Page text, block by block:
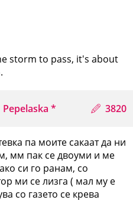
storm to pass, it's about
Pepelaska * 3820
па моите сакаат да ни
мм пак се двоуми и ме
си го ранам, со
ми се лизга ( мал му е
со газето се крева